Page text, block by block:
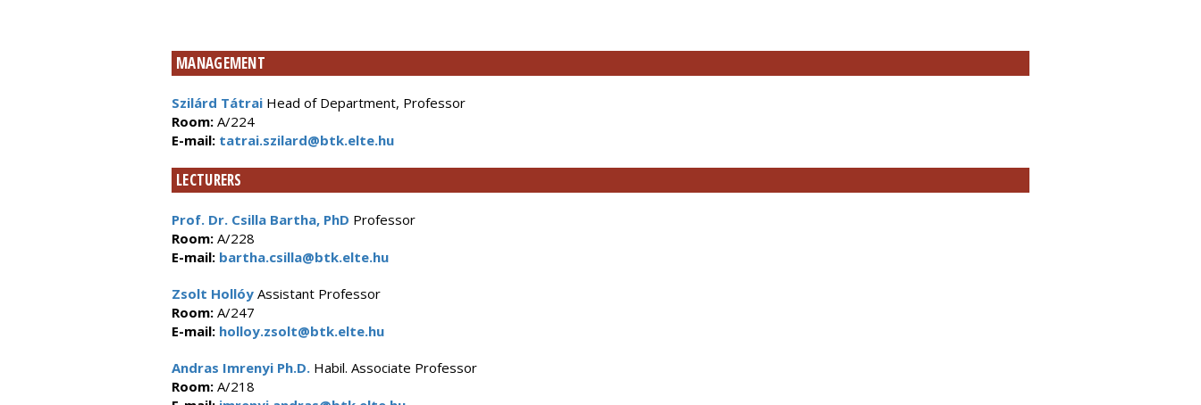
MANAGEMENT
Szilárd Tátrai Head of Department, Professor
Room: A/224
E-mail: tatrai.szilard@btk.elte.hu
LECTURERS
Prof. Dr. Csilla Bartha, PhD Professor
Room: A/228
E-mail: bartha.csilla@btk.elte.hu
Zsolt Hollóy Assistant Professor
Room: A/247
E-mail: holloy.zsolt@btk.elte.hu
Andras Imrenyi Ph.D. Habil. Associate Professor
Room: A/218